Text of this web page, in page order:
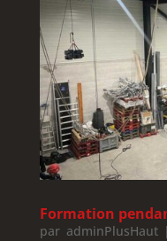
Formation
par adminPlusHaut